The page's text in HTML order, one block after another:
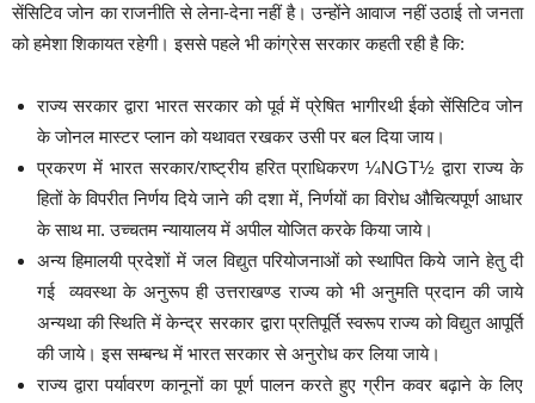
सेंसिटिव जोन का राजनीति से लेना-देना नहीं है। उन्होंने आवाज नहीं उठाई तो जनता
को हमेशा शिकायत रहेगी। इससे पहले भी कांग्रेस सरकार कहती रही है कि:
राज्य सरकार द्वारा भारत सरकार को पूर्व में प्रेषित भागीरथी ईको सेंसिटिव जोन
के जोनल मास्टर प्लान को यथावत रखकर उसी पर बल दिया जाय।
प्रकरण में भारत सरकार/राष्ट्रीय हरित प्राधिकरण¼NGT½द्वारा राज्य के
हितों के विपरीत निर्णय दिये जाने की दशा में, निर्णयों का विरोध औचित्यपूर्ण आधार
के साथ मा. उच्चतम न्यायालय में अपील योजित करके किया जाये।
अन्य हिमालयी प्रदेशों में जल विद्युत परियोजनाओं को स्थापित किये जाने हेतु दी
गई व्यवस्था के अनुरूप ही उत्तराखण्ड राज्य को भी अनुमति प्रदान की जाये
अन्यथा की स्थिति में केन्द्र सरकार द्वारा प्रतिपूर्ति स्वरूप राज्य को विद्युत आपूर्ति
की जाये। इस सम्बन्ध में भारत सरकार से अनुरोध कर लिया जाये।
राज्य द्वारा पर्यावरण कानूनों का पूर्ण पालन करते हुए ग्रीन कवर बढ़ाने के लिए